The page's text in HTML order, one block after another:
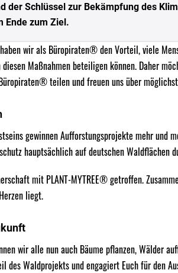
der Schlüssel zur Bekämpfung des
Ende zum Ziel.
wir als Büropiraten® den Vorteil, viele
Maßnahmen beteiligen können. Daher
teilen und freuen uns über
gewinnen Aufforstungsprojekte mehr
hauptsächlich auf deutschen Waldflächen
mit PLANT-MY­TREE® getroffen.
liegt.
wir alle nun auch Bäume pflanzen, Wälder
des Waldprojekts und engagiert Euch für den